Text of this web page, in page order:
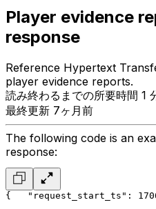
Player evidence
response
Reference Hypertext
player evidence reports.
読み終わるまでの所要時間 1
最終更新 7ヶ月前
The following code is an
response:
{
"request_start_ts":